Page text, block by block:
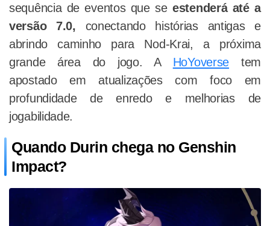
sequência de eventos que seestenderá até a
versão 7.0, conectando histórias antigas e
abrindo caminho para Nod-Krai, a próxima
grande área do jogo. A HoYoverse tem
apostado em atualizações com foco em
profundidade de enredo e melhorias de
jogabilidade.
Quando Durin chega no Genshin
Impact?